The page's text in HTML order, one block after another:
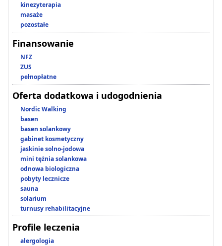
kinezyterapia
masaże
pozostałe
Finansowanie
NFZ
ZUS
pełnopłatne
Oferta dodatkowa i udogodnienia
Nordic Walking
basen
basen solankowy
gabinet kosmetyczny
jaskinie solno-jodowa
mini tężnia solankowa
odnowa biologiczna
pobyty lecznicze
sauna
solarium
turnusy rehabilitacyjne
Profile leczenia
alergologia